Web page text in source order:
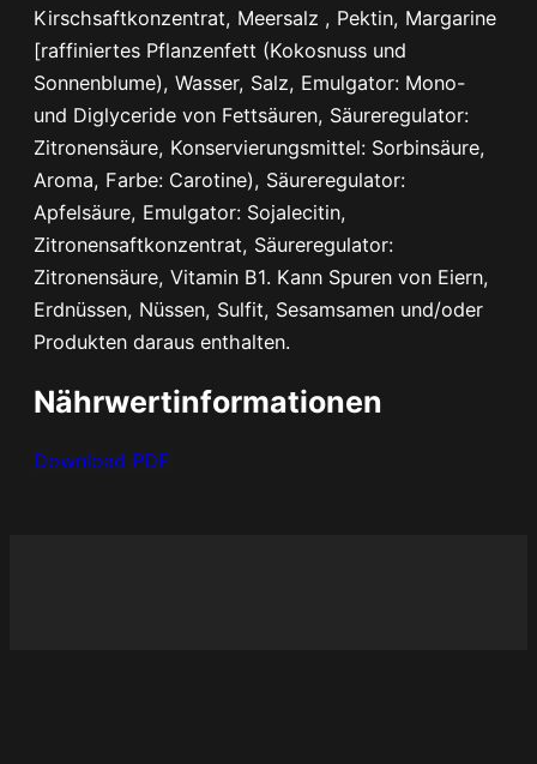
Kirschsaftkonzentrat, Meersalz , Pektin, Margarine
[raffiniertes Pflanzenfett (Kokosnuss und
Sonnenblume), Wasser, Salz, Emulgator: Mono-
und Diglyceride von Fettsäuren, Säureregulator:
Zitronensäure, Konservierungsmittel: Sorbinsäure,
Aroma, Farbe: Carotine), Säureregulator:
Apfelsäure, Emulgator: Sojalecitin,
Zitronensaftkonzentrat, Säureregulator:
Zitronensäure, Vitamin B1. Kann Spuren von Eiern,
Erdnüssen, Nüssen, Sulfit, Sesamsamen und/oder
Produkten daraus enthalten.
Nährwertinformationen
Download PDF